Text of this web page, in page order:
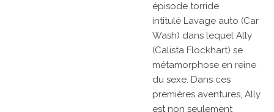
épisode torride
intitulé Lavage auto (Car
Wash) dans lequel Ally
(Calista Flockhart) se
métamorphose en reine
du sexe. Dans ces
premières aventures, Ally
est non seulement